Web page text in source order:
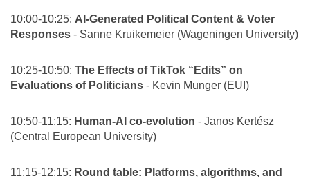
10:00-10:25: AI‑Generated Political Content & Voter
Responses - Sanne Kruikemeier (Wageningen University)
10:25-10:50: The Effects of TikTok “Edits” on
Evaluations of Politicians - Kevin Munger (EUI)
10:50-11:15: Human-AI co-evolution - Janos Kertész
(Central European University)
11:15-12:15: Round table: Platforms, algorithms, and